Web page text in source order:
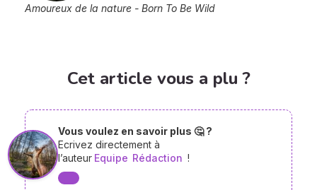
Amoureux de la nature - Born To Be Wild
Cet article vous a plu ?
Vous voulez en savoir plus 🤔 ?
Ecrivez directement à
l’auteur Equipe Rédaction !